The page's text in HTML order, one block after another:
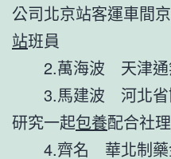
公司北京站客運車間
站班員
2.萬海波 天津通
3.馬建波 河北省
研究一起包養配合社
4.齊名 華北制藥